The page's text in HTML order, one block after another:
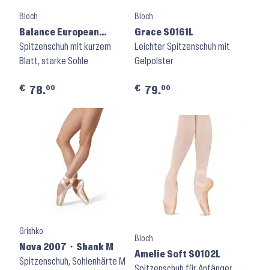
Bloch
Balance European
Strong ES0160S
Spitzenschuh mit kurzem
Blatt, starke Sohle
€ 78.00
Bloch
Grace S0161L
Leichter Spitzenschuh mit
Gelpolster
€ 79.00
Grishko
Nova 2007 ⬝ Shank M
Spitzenschuh, Sohlenhärte M
Bloch
Amelie Soft S0102L